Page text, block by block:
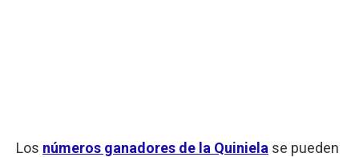
Los números ganadores de la Quiniela se pueden